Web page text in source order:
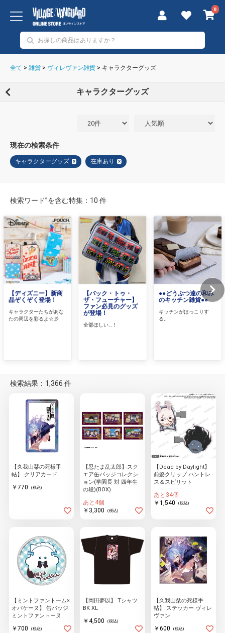
0
全て > 雑貨 > ヴィレヴァン雑貨 > キャラクターグッズ
キャラクターグッズ
現在の検索条件
キャラクターグッズ × 在庫あり ×
検索ワード”を含む特集：10 件
【ディズニー】新商
品ぞくぞく登場！
キャラクターたちがあな
たの周辺を彩るよ☆彡
【バック・トゥ・
ザ・フューチャー】
ファン必見のグッズ
が登場！
全部ほしい…！
●●どうぶつ達の和み
のキッチン雑貨●●
キッチンがほっこりす
る。
検索結果：1,366 件
【久我山栞の死様手
帖】 クリアカード
￥770 (税込)
【忍たま乱太郎】スク
エア缶バッジコレクシ
ョン(学園長 対 四年生
の段)(BOX)
あと4個
￥3,300
(税込)
【Dead by Daylight】
前髪クリップ ハントレ
ス＆スピリット
あと34個
￥1,540
(税込)
【ミントファントーム×
オバケーヌ】 缶バッジ
ミントファントーヌ
￥700 (税込)
【岡田夢以】 Tシャツ
BK XL
￥4,500 (税込)
【久我山栞の死様手
帖】 ステッカー ヴィレ
ヴァン
￥600 (税込)
イラストレ
アダルトグ
ッズ